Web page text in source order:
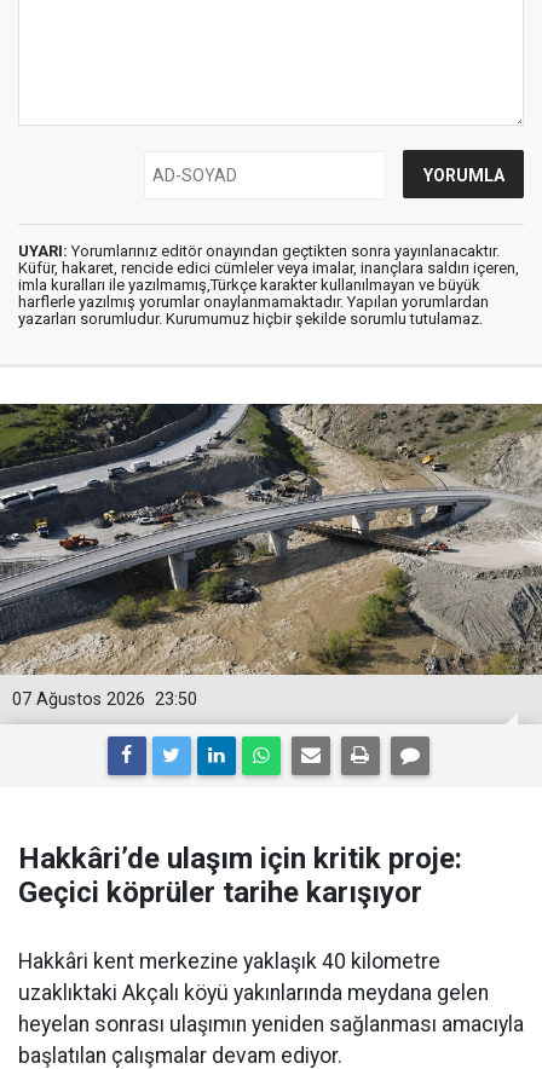
UYARI: Yorumlarınız editör onayından geçtikten sonra yayınlanacaktır.
Küfür, hakaret, rencide edici cümleler veya imalar, inançlara saldırı içeren,
imla kuralları ile yazılmamış,Türkçe karakter kullanılmayan ve büyük
harflerle yazılmış yorumlar onaylanmamaktadır. Yapılan yorumlardan
yazarları sorumludur. Kurumumuz hiçbir şekilde sorumlu tutulamaz.
23:50
07 Ağustos 2026
Hakkâri’de ulaşım için kritik proje:
Geçici köprüler tarihe karışıyor
Hakkâri kent merkezine yaklaşık 40 kilometre
uzaklıktaki Akçalı köyü yakınlarında meydana gelen
heyelan sonrası ulaşımın yeniden sağlanması amacıyla
başlatılan çalışmalar devam ediyor.